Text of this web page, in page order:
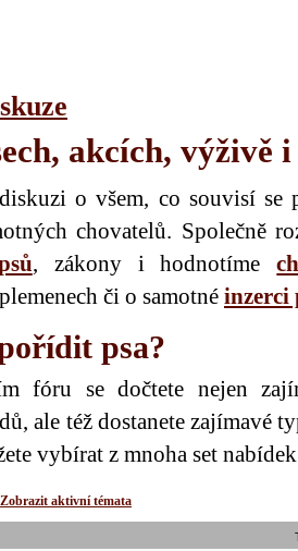
akcích, výživě
o všem, co souvisí se
chovatelů. Společně
, zákony i hodnotíme
či o samotné inzerci
psa?
fóru se dočtete nejen
ale též dostanete zajímavé
vybírat z mnoha set
Zobrazit aktivní témata